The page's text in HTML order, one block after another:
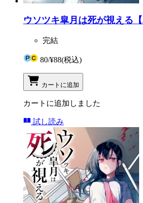
ウソツキ皐月は死が視える
完結
80/¥88(税込)
カートに追加
カートに追加しました
試し読み